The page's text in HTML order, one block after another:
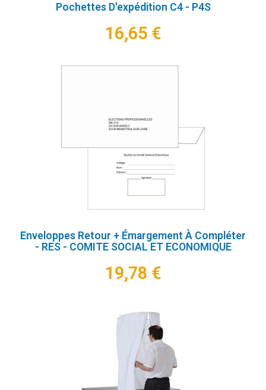
Pochettes D'expédition C4 - P4S
16,65 €
Enveloppes Retour + Émargement À Compléter
- RES - COMITE SOCIAL ET ECONOMIQUE
19,78 €